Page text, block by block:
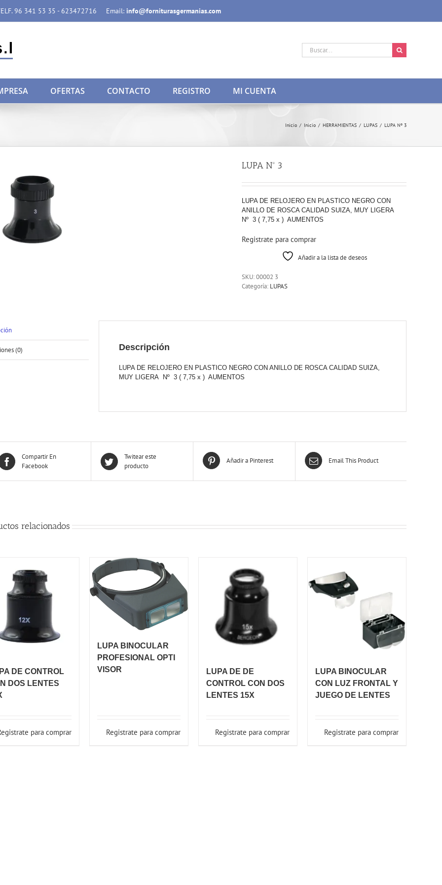
96 341 53 35 - 623472716 Email: info@forniturasgermanias.com
Buscar:
OFERTAS CONTACTO REGISTRO MI CUENTA
Inicio / Inicio / HERRAMIENTAS / LUPAS / LUPA Nº 3
LUPA Nº 3
LUPA DE RELOJERO EN PLASTICO NEGRO CON
ANILLO DE ROSCA CALIDAD SUIZA, MUY LIGERA
Nº 3 ( 7,75 x ) AUMENTOS
Registrate para comprar
Añadir a la lista de deseos
SKU:00002 3
Categoría: LUPAS
(0) Descripción
LUPA DE RELOJERO EN PLASTICO NEGRO CON ANILLO DE ROSCA CALIDAD SUIZA,
MUY LIGERA Nº 3 ( 7,75 x ) AUMENTOS
Compartir En
Facebook
Twitear este
producto
Añadir a Pinterest Email This Product
relacionados
DE CONTROL
DOS LENTES
para comprar
LUPA BINOCULAR
PROFESIONAL OPTI
VISOR
Registrate para comprar
LUPA DE DE
CONTROL CON DOS
LENTES 15X
Registrate para comprar
LUPA BINOCULAR
CON LUZ FRONTAL Y
JUEGO DE LENTES
Registrate para comprar